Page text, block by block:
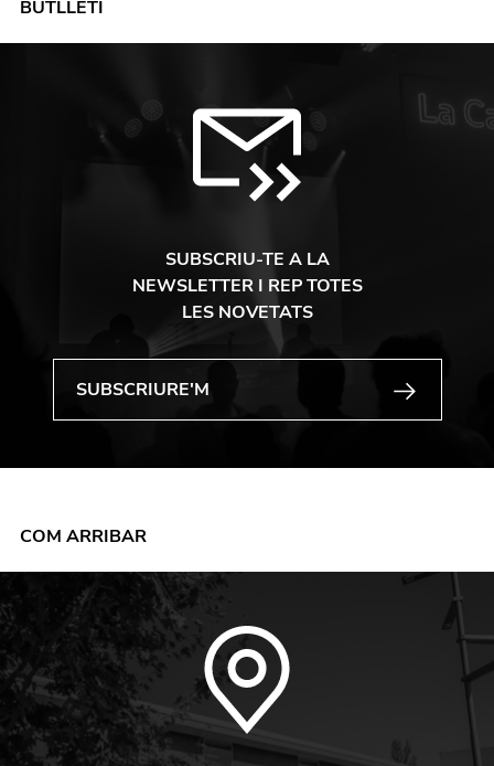
BUTLLETÍ
SUBSCRIU-TE A LA
NEWSLETTER I REP TOTES
LES NOVETATS
COM ARRIBAR